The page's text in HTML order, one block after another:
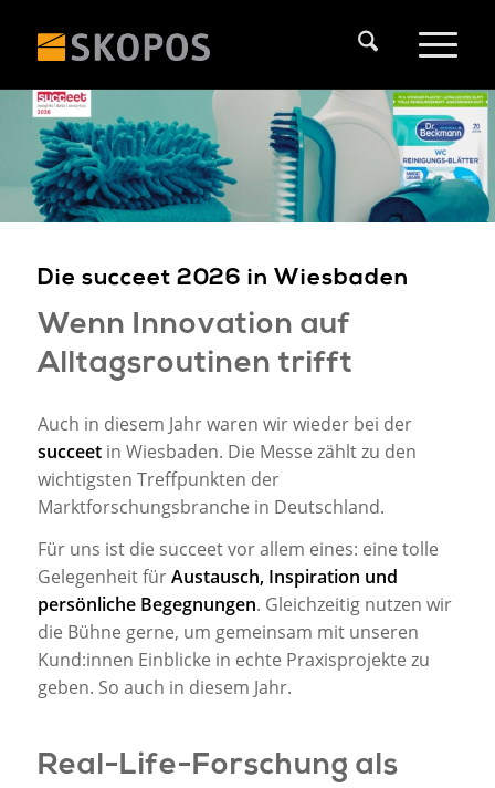
Die succeet 2026 in Wiesbaden
Wenn Innovation auf
Alltagsroutinen trifft
Auch in diesem Jahr waren wir wieder bei der
succeetin Wiesbaden. Die Messe zählt zu den
wichtigsten Treffpunkten der
Marktforschungsbranche in Deutschland.
Für uns ist die succeet vor allem eines: eine tolle
Gelegenheit fürAustausch, Inspiration und
persönliche Begegnungen. Gleichzeitig nutzen wir
die Bühne gerne, um gemeinsam mit unseren
Kund:innen Einblicke in echte Praxisprojekte zu
geben. So auch in diesem Jahr.
Real-Life-Forschung als